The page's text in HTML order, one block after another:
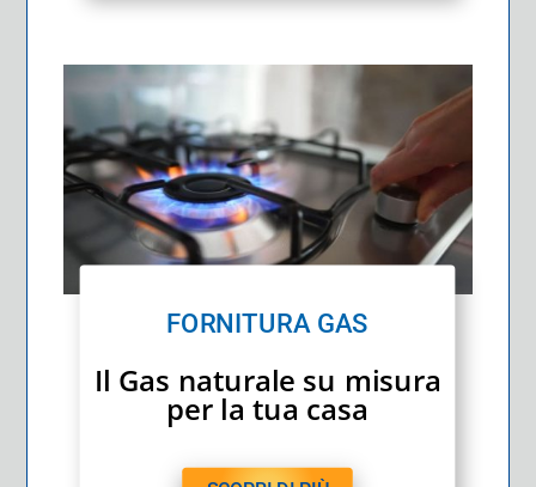
FORNITURA GAS
Il Gas naturale su misura
per la tua casa